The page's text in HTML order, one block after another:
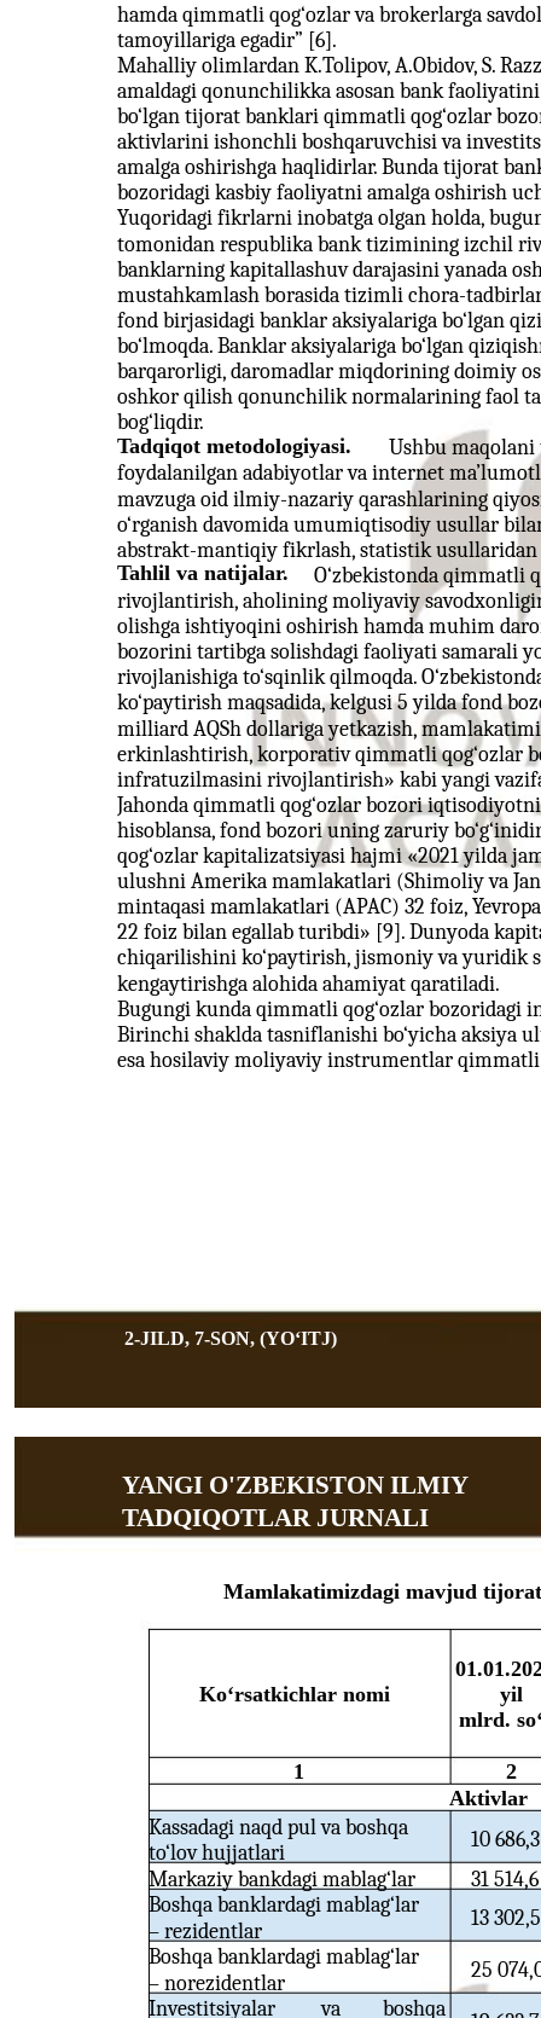
2-JILD, 7-SON, (YOʻITJ)
hamda qimmatli qog‘ozlar va brokerlarga
tamoyillariga egadir” [6].
Mahalliy olimlardan K.Tolipov, A.Obidov, S.
amaldagi qonunchilikka asosan bank
bo‘lgan tijorat banklari qimmatli qog‘ozlar
aktivlarini ishonchli boshqaruvchisi va
amalga oshirishga haqlidirlar. Bunda tijorat
bozoridagi kasbiy faoliyatni amalga oshirish
Yuqoridagi fikrlarni inobatga olgan holda,
tomonidan respublika bank tizimining izchil
banklarning kapitallashuv darajasini yanada
mustahkamlash borasida tizimli chora-
fond birjasidagi banklar aksiyalariga bo‘lgan
bo‘lmoqda. Banklar aksiyalariga bo‘lgan
barqarorligi, daromadlar miqdorining doimiy
oshkor qilish qonunchilik normalarining faol
bog‘liqdir.
Tadqiqot metodologiyasi.
Ushbu
foydalanilgan adabiyotlar va internet
mavzuga oid ilmiy-nazariy qarashlarining
o‘rganish davomida umumiqtisodiy usullar
abstrakt-mantiqiy fikrlash, statistik
Tahlil va natijalar.
O‘zbekistonda qimmatli
rivojlantirish, aholining moliyaviy
olishga ishtiyoqini oshirish hamda muhim
bozorini tartibga solishdagi faoliyati samarali
rivojlanishiga to‘sqinlik qilmoqda.
ko‘paytirish maqsadida, kelgusi 5 yilda fond
milliard AQSh dollariga yetkazish,
erkinlashtirish, korporativ qimmatli qog‘ozlar
infratuzilmasini rivojlantirish» kabi yangi
Jahonda qimmatli qog‘ozlar bozori
hisoblansa, fond bozori uning zaruriy
qog‘ozlar kapitalizatsiyasi hajmi «2021 yilda
ulushni Amerika mamlakatlari (Shimoliy va
mintaqasi mamlakatlari (APAC) 32 foiz,
22 foiz bilan egallab turibdi» [9]. Dunyoda
chiqarilishini ko‘paytirish, jismoniy va yuridik
kengaytirishga alohida ahamiyat qaratiladi.
Bugungi kunda qimmatli qog‘ozlar
Birinchi shaklda tasniflanishi bo‘yicha aksiya
esa hosilaviy moliyaviy instrumentlar
YANGI O'ZBEKISTON ILMIY
TADQIQOTLAR JURNALI
Mamlakatimizdagi mavjud
Ko‘rsatkichlar nomi
yil
mlrd.
1
2
Aktivlar
Kassadagi naqd pul va boshqa
to‘lov hujjatlari
10 686,3
Markaziy bankdagi mablag‘lar
31 514,6
Boshqa banklardagi mablag‘lar
– rezidentlar
13 302,5
Boshqa banklardagi mablag‘lar
– norezidentlar
25
Investitsiyalar
va boshqa